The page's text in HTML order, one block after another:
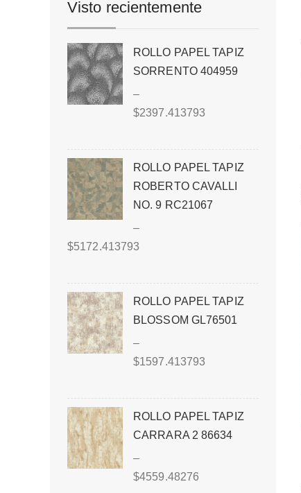
Visto recientemente
ROLLO PAPEL TAPIZ
SORRENTO 404959
–
$2397.413793
ROLLO PAPEL TAPIZ
ROBERTO CAVALLI
NO. 9 RC21067
–
$5172.413793
ROLLO PAPEL TAPIZ
BLOSSOM GL76501
–
$1597.413793
ROLLO PAPEL TAPIZ
CARRARA 2 86634
–
$4559.48276